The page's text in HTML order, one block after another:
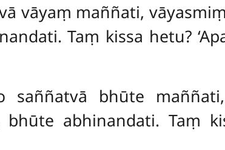
vāyaṃ maññati,
Taṃ kissa hetu?
saññatvā bhūte
abhinandati. Taṃ